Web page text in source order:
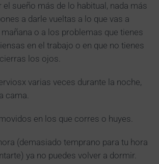
el sueño más de lo habitual, nada más
a darle vueltas a lo que vas a
o a los problemas que tienes
en el trabajo o en que no tienes
los ojos.
varias veces durante la noche,
cama.
en los que corres o huyes.
(demasiado temprano para tu hora
ya no puedes volver a dormir.